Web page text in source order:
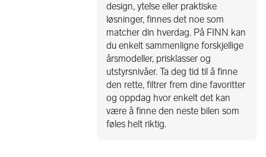
design, ytelse eller praktiske
løsninger, finnes det noe som
matcher din hverdag. På FINN kan
du enkelt sammenligne forskjellige
årsmodeller, prisklasser og
utstyrsnivåer. Ta deg tid til å finne
den rette, filtrer frem dine favoritter
og oppdag hvor enkelt det kan
være å finne den neste bilen som
føles helt riktig.